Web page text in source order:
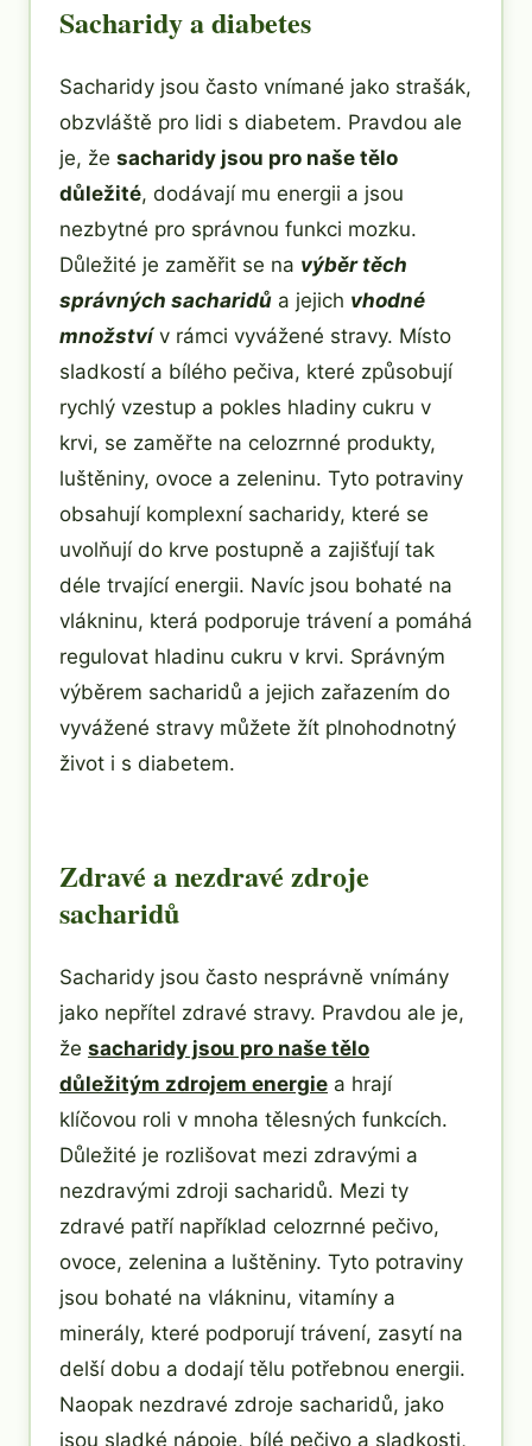
Sacharidy a diabetes
Sacharidy jsou často vnímané jako strašák,
obzvláště pro lidi s diabetem. Pravdou ale
je, že sacharidy jsou pro naše tělo
důležité, dodávají mu energii a jsou
nezbytné pro správnou funkci mozku.
Důležité je zaměřit se na výběr těch
správných sacharidů a jejich vhodné
množstvív rámci vyvážené stravy. Místo
sladkostí a bílého pečiva, které způsobují
rychlý vzestup a pokles hladiny cukru v
krvi, se zaměřte na celozrnné produkty,
luštěniny, ovoce a zeleninu. Tyto potraviny
obsahují komplexní sacharidy, které se
uvolňují do krve postupně a zajišťují tak
déle trvající energii. Navíc jsou bohaté na
vlákninu, která podporuje trávení a pomáhá
regulovat hladinu cukru v krvi. Správným
výběrem sacharidů a jejich zařazením do
vyvážené stravy můžete žít plnohodnotný
život i s diabetem.
Zdravé a nezdravé zdroje
sacharidů
Sacharidy jsou často nesprávně vnímány
jako nepřítel zdravé stravy. Pravdou ale je,
že sacharidy jsou pro naše tělo
důležitým zdrojem energie a hrají
klíčovou roli v mnoha tělesných funkcích.
Důležité je rozlišovat mezi zdravými a
nezdravými zdroji sacharidů. Mezi ty
zdravé patří například celozrnné pečivo,
ovoce, zelenina a luštěniny. Tyto potraviny
jsou bohaté na vlákninu, vitamíny a
minerály, které podporují trávení, zasytí na
delší dobu a dodají tělu potřebnou energii.
Naopak nezdravé zdroje sacharidů, jako
jsou sladké nápoje, bílé pečivo a sladkosti,